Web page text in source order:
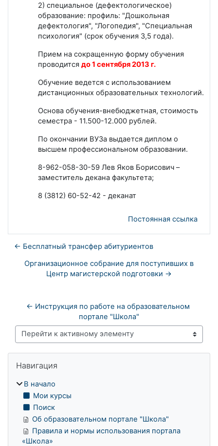
2) специальное (дефектологическое)
образование: профиль: "Дошкольная
дефектология", "Логопедия", "Специальная
психология" (срок обучения 3,5 года).
Прием на сокращенную форму обучения
проводится до 1 сентября 2013 г.
Обучение ведется с использованием
дистанционных образовательных технологий.
Основа обучения-внебюджетная, стоимость
семестра - 11.500-12.000 рублей.
По окончании ВУЗа выдается диплом о
высшем профессиональном образовании.
8-962-058-30-59 Лев Яков Борисович –
заместитель декана факультета;
8 (3812) 60-52-42 - деканат
Постоянная ссылка
← Бесплатный трансфер абитуриентов
Организационное собрание для поступивших в
Центр магистерской подготовки →
← Инструкция по работе на образовательном
портале "Школа"
Перейти к активному элементу
Блоки
Навигация
В начало
Мои курсы
Поиск
Об образовательном портале "Школа"
Правила и нормы использования портала
«Школа»